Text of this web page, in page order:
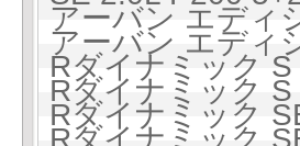
アーバン エデ
アーバン エデ
Rダイナミック
Rダイナミック
Rダイナミック
Rダイナミック